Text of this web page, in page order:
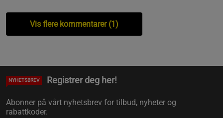
Vis flere kommentarer (1)
NYHETSBREV Registrer deg her!
Abonner på vårt nyhetsbrev for tilbud, nyheter og
rabattkoder.